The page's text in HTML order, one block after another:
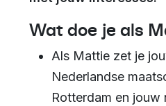
Wat doe je als
Als Mattie zet je
Nederlandse
Rotterdam en jouw